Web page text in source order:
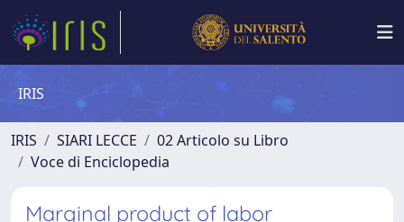
IRIS
IRIS SIARI LECCE
02 Articolo su Libro
Voce di Enciclopedia
Marginal product of labor